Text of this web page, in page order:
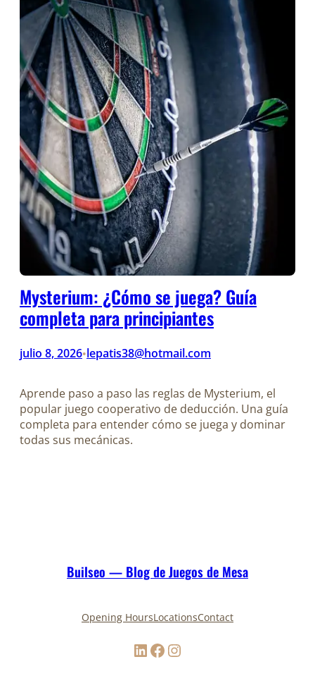
Mysterium: ¿Cómo se juega? Guía
completa para principiantes
julio 8, 2026•lepatis38@hotmail.com
Aprende paso a paso las reglas de Mysterium, el
popular juego cooperativo de deducción. Una guía
completa para entender cómo se juega y dominar
todas sus mecánicas.
Builseo — Blog de Juegos de Mesa
Opening HoursLocationsContact
LinkedIn Facebook Instagram